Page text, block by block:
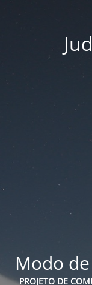
Modo
PROJETO DE